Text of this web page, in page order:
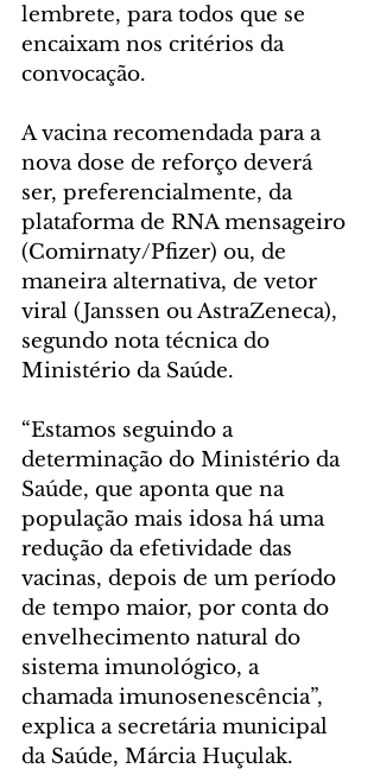
lembrete, para todos que se
encaixam nos critérios da
convocação.
A vacina recomendada para a
nova dose de reforço deverá
ser, preferencialmente, da
plataforma de RNA mensageiro
(Comirnaty/Pfizer) ou, de
maneira alternativa, de vetor
viral (Janssen ou AstraZeneca),
segundo nota técnica do
Ministério da Saúde.
“Estamos seguindo a
determinação do Ministério da
Saúde, que aponta que na
população mais idosa há uma
redução da efetividade das
vacinas, depois de um período
de tempo maior, por conta do
envelhecimento natural do
sistema imunológico, a
chamada imunosenescência”,
explica a secretária municipal
da Saúde, Márcia Huçulak.